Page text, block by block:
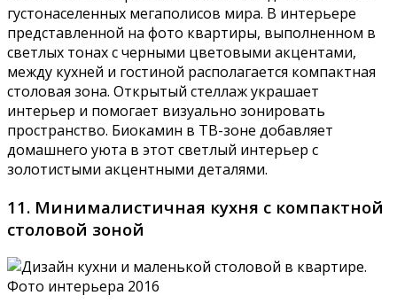
густонаселенных мегаполисов мира. В интерьере
представленной на фото квартиры, выполненном в
светлых тонах с черными цветовыми акцентами,
между кухней и гостиной располагается компактная
столовая зона. Открытый стеллаж украшает
интерьер и помогает визуально зонировать
пространство. Биокамин в ТВ-зоне добавляет
домашнего уюта в этот светлый интерьер с
золотистыми акцентными деталями.
11. Минималистичная кухня с компактной
столовой зоной